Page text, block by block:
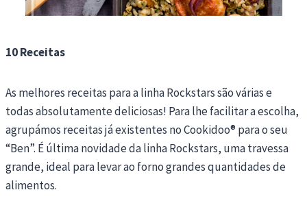
10 Receitas
As melhores receitas para a linha Rockstars são várias e
todas absolutamente deliciosas! Para lhe facilitar a escolha,
agrupámos receitas já existentes no Cookidoo® para o seu
“Ben”. É última novidade da linha Rockstars, uma travessa
grande, ideal para levar ao forno grandes quantidades de
alimentos.